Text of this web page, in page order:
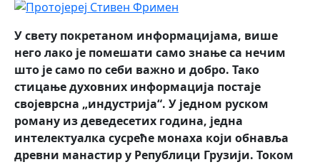
У свету покретаном информацијама, више
него лако је помешати само знање са нечим
што је само по себи важно и добро. Тако
стицање духовних информација постаје
својеврсна „индустрија“. У једном руском
роману из деведесетих година, једна
интелектуалка сусреће монаха који обнавља
древни манастир у Републици Грузији. Током